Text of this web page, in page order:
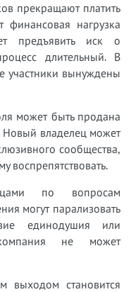
прекращают платить
финансовая нагрузка
предъявить иск о
длительный. В
участники вынуждены
может быть продана
Новый владелец может
сообщества,
воспрепятствовать.
по вопросам
могут парализовать
единодушия или
не может
выходом становится